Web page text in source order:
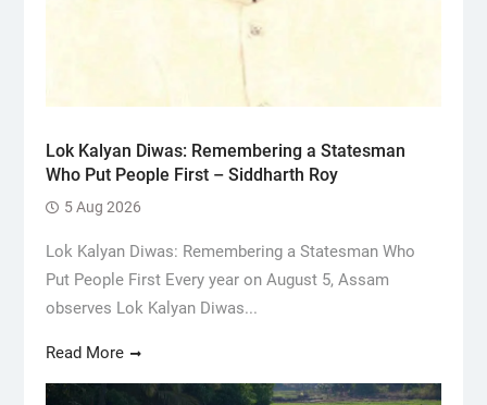
Lok Kalyan Diwas: Remembering a Statesman
Who Put People First – Siddharth Roy
5 Aug 2026
Lok Kalyan Diwas: Remembering a Statesman Who
Put People First Every year on August 5, Assam
observes Lok Kalyan Diwas...
Read More